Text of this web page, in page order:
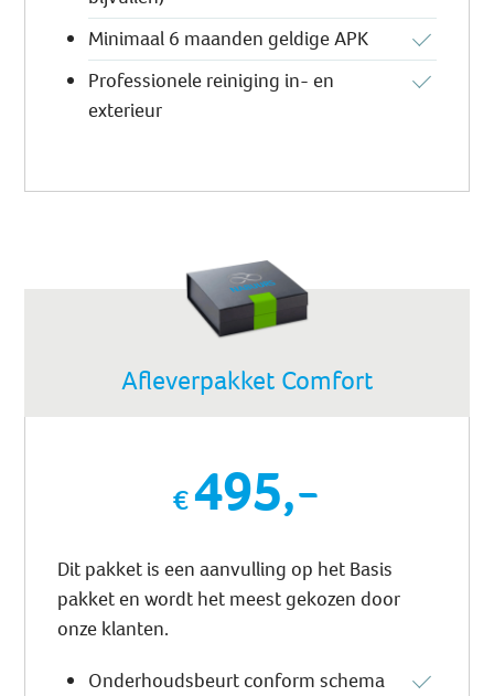
Minimaal 6 maanden geldige APK
Professionele reiniging in- en
exterieur
Afleverpakket Comfort
495,-
Dit pakket is een aanvulling op het Basis
pakket en wordt het meest gekozen door
onze klanten.
Onderhoudsbeurt conform schema